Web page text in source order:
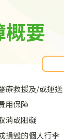
概要
療救援及/或運送
用保障
消或阻礙
損毀的個人行李